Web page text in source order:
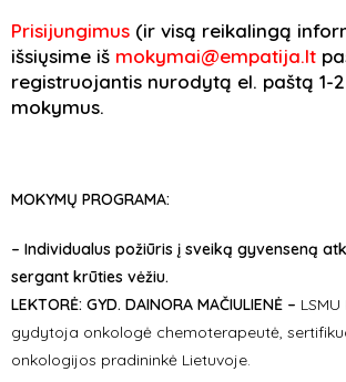
Prisijungimus (ir visą reikalingą
išsiųsime iš mokymai@empatija.lt
registruojantis nurodytą el. paštą 1-
mokymus.
MOKYMŲ PROGRAMA:
– Individualus požiūris į sveiką gyvenseną
sergant krūties vėžiu.
LEKTORĖ: GYD. DAINORA MAČIULIENĖ –
gydytoja onkologė chemoterapeutė,
onkologijos pradininkė Lietuvoje.